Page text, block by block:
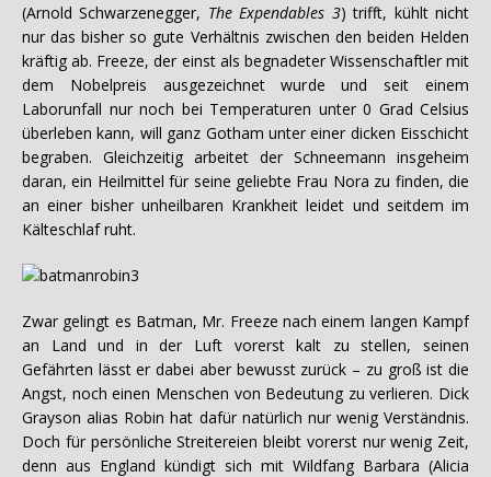
(Arnold Schwarzenegger, The Expendables 3) trifft, kühlt nicht
nur das bisher so gute Verhältnis zwischen den beiden Helden
kräftig ab. Freeze, der einst als begnadeter Wissenschaftler mit
dem Nobelpreis ausgezeichnet wurde und seit einem
Laborunfall nur noch bei Temperaturen unter 0 Grad Celsius
überleben kann, will ganz Gotham unter einer dicken Eisschicht
begraben. Gleichzeitig arbeitet der Schneemann insgeheim
daran, ein Heilmittel für seine geliebte Frau Nora zu finden, die
an einer bisher unheilbaren Krankheit leidet und seitdem im
Kälteschlaf ruht.
Zwar gelingt es Batman, Mr. Freeze nach einem langen Kampf
an Land und in der Luft vorerst kalt zu stellen, seinen
Gefährten lässt er dabei aber bewusst zurück – zu groß ist die
Angst, noch einen Menschen von Bedeutung zu verlieren. Dick
Grayson alias Robin hat dafür natürlich nur wenig Verständnis.
Doch für persönliche Streitereien bleibt vorerst nur wenig Zeit,
denn aus England kündigt sich mit Wildfang Barbara (Alicia